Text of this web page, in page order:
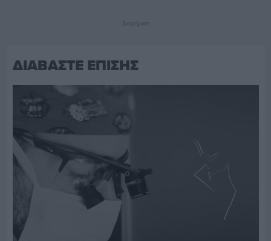
Διαφήμιση
ΔΙΑΒΑΣΤΕ ΕΠΙΣΗΣ